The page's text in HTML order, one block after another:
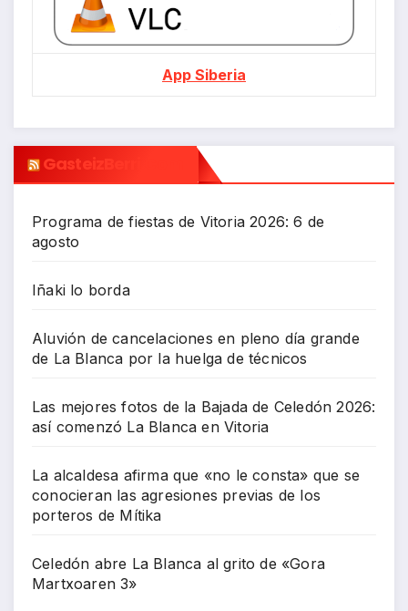
App Siberia
GasteizBerri.com
Programa de fiestas de Vitoria 2026: 6 de
agosto
Iñaki lo borda
Aluvión de cancelaciones en pleno día grande
de La Blanca por la huelga de técnicos
Las mejores fotos de la Bajada de Celedón 2026:
así comenzó La Blanca en Vitoria
La alcaldesa afirma que «no le consta» que se
conocieran las agresiones previas de los
porteros de Mítika
Celedón abre La Blanca al grito de «Gora
Martxoaren 3»